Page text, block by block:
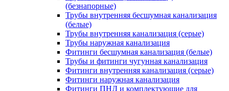
(безнапорные)
Трубы внутренняя бесшумная канализация
(белые)
Трубы внутренняя канализация (серые)
Трубы наружная канализация
Фитинги бесшумная канализация (белые)
Трубы и фитинги чугунная канализация
Фитинги внутренняя канализация (серые)
Фитинги наружная канализация
Фитинги ПНД и комплектующие для